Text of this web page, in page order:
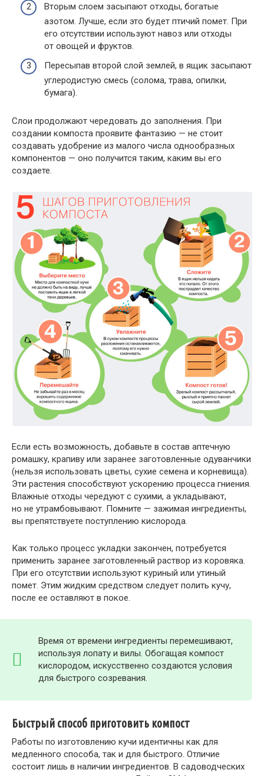
Вторым слоем засыпают отходы, богатые
азотом. Лучше, если это будет птичий помет. При
его отсутствии используют навоз или отходы
от овощей и фруктов.
Пересыпав второй слой землей, в ящик засыпают
углеродистую смесь (солома, трава, опилки,
бумага).
Слои продолжают чередовать до заполнения. При
создании компоста проявите фантазию — не стоит
создавать удобрение из малого числа однообразных
компонентов — оно получится таким, каким вы его
создаете.
Если есть возможность, добавьте в состав аптечную
ромашку, крапиву или заранее заготовленные одуванчики
(нельзя использовать цветы, сухие семена и корневища).
Эти растения способствуют ускорению процесса гниения.
Влажные отходы чередуют с сухими, а укладывают,
но не утрамбовывают. Помните — зажимая ингредиенты,
вы препятствуете поступлению кислорода.
Как только процесс укладки закончен, потребуется
применить заранее заготовленный раствор из коровяка.
При его отсутствии используют куриный или утиный
помет. Этим жидким средством следует полить кучу,
после ее оставляют в покое.
Время от времени ингредиенты перемешивают,
используя лопату и вилы. Обогащая компост
кислородом, искусственно создаются условия
для быстрого созревания.
Быстрый способ приготовить компост
Работы по изготовлению кучи идентичны как для
медленного способа, так и для быстрого. Отличие
состоит лишь в наличии ингредиентов. В садоводческих